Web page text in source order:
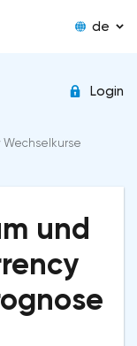
de
Login
Wechselkurse
und